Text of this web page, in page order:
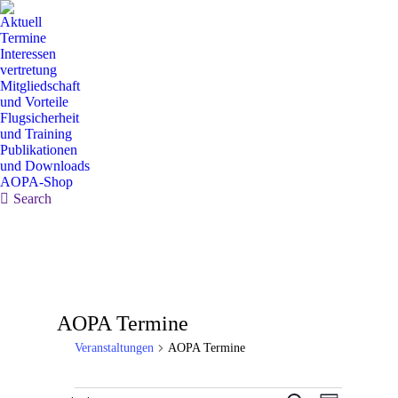
Aktuell
Termine
Interessen
vertretung
Mitgliedschaft
und Vorteile
Flugsicherheit
und Training
Publikationen
und Downloads
AOPA-Shop
Search:
Search
AOPA Termine
Veranstaltungen AOPA Termine